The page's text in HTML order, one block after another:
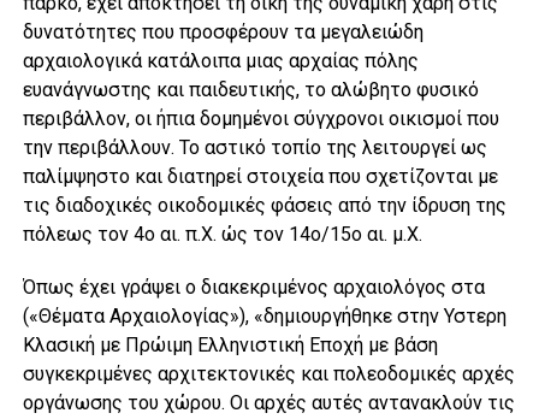
δυνατότητες που προσφέρουν τα μεγαλειώδη
αρχαιολογικά κατάλοιπα μιας αρχαίας πόλης
ευανάγνωστης και παιδευτικής, το αλώβητο φυσικό
περιβάλλον, οι ήπια δομημένοι σύγχρονοι οικισμοί που
την περιβάλλουν. Το αστικό τοπίο της λειτουργεί ως
παλίμψηστο και διατηρεί στοιχεία που σχετίζονται με
τις διαδοχικές οικοδομικές φάσεις από την ίδρυση της
πόλεως τον 4ο αι. π.Χ. ώς τον 14ο/15ο αι. μ.Χ.
Όπως έχει γράψει ο διακεκριμένος αρχαιολόγος στα
(«Θέματα Αρχαιολογίας»), «δημιουργήθηκε στην Υστερη
Κλασική με Πρώιμη Ελληνιστική Εποχή με βάση
συγκεκριμένες αρχιτεκτονικές και πολεοδομικές αρχές
οργάνωσης του χώρου. Οι αρχές αυτές αντανακλούν τις